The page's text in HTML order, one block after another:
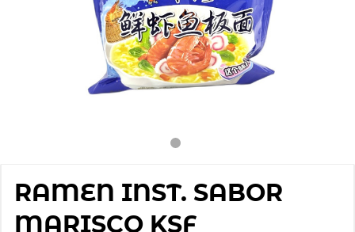
RAMEN INST. SABOR
MARISCO KSF